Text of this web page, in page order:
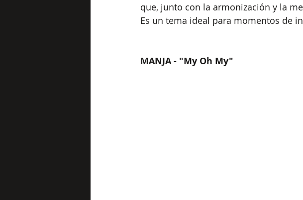
que, junto con la armonización y la
Es un tema ideal para momentos de
MANJA - "My Oh My"